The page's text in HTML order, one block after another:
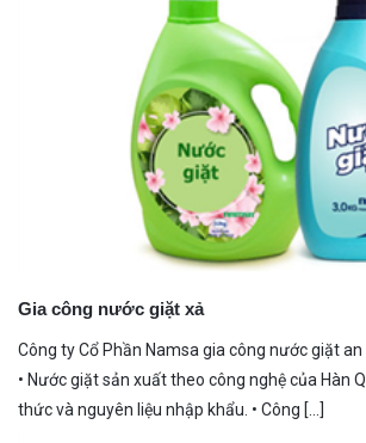
Gia công nước giặt xả
Công ty Cổ Phần Namsa gia công nước giặt
• Nước giặt sản xuất theo công nghệ của Hàn
thức và nguyên liệu nhập khẩu. • Công [...]